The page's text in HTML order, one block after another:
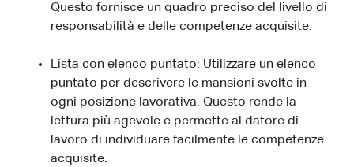
Questo fornisce un quadro preciso del livello di
responsabilità e delle competenze acquisite.
Lista con elenco puntato: Utilizzare un elenco
puntato per descrivere le mansioni svolte in
ogni posizione lavorativa. Questo rende la
lettura più agevole e permette al datore di
lavoro di individuare facilmente le competenze
acquisite.